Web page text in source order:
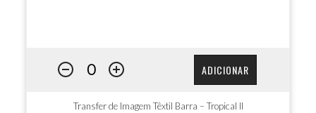
ADICIONAR
Transfer de Imagem Têxtil Barra – Tropical II